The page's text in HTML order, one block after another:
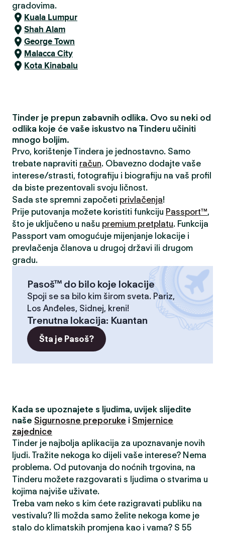
gradovima.
Kuala Lumpur
Shah Alam
George Town
Malacca City
Kota Kinabalu
Tinder je prepun zabavnih odlika. Ovo su neki od
odlika koje će vaše iskustvo na Tinderu učiniti
mnogo boljim.
Prvo, korištenje Tindera je jednostavno. Samo
trebate napraviti račun. Obavezno dodajte vaše
interese/strasti, fotografiju i biografiju na vaš profil
da biste prezentovali svoju ličnost.
Sada ste spremni započeti privlačenja!
Prije putovanja možete koristiti funkciju Passport™,
što je uključeno u našu premium pretplatu. Funkcija
Passport vam omogućuje mijenjanje lokacije i
prevlačenja članova u drugoj državi ili drugom
gradu.
Pasoš™ do bilo koje lokacije
Spoji se sa bilo kim širom sveta. Pariz,
Los Anđeles, Sidnej, kreni!
Trenutna lokacija: Kuantan
Šta je Pasoš?
Kada se upoznajete s ljudima, uvijek slijedite
naše Sigurnosne preporuke i Smjernice
zajednice
Tinder je najbolja aplikacija za upoznavanje novih
ljudi. Tražite nekoga ko dijeli vaše interese? Nema
problema. Od putovanja do noćnih trgovina, na
Tinderu možete razgovarati s ljudima o stvarima u
kojima najviše uživate.
Treba vam neko s kim ćete razigravati publiku na
vestivalu? Ili možda samo želite nekoga kome je
stalo do klimatskih promjena kao i vama? S 55